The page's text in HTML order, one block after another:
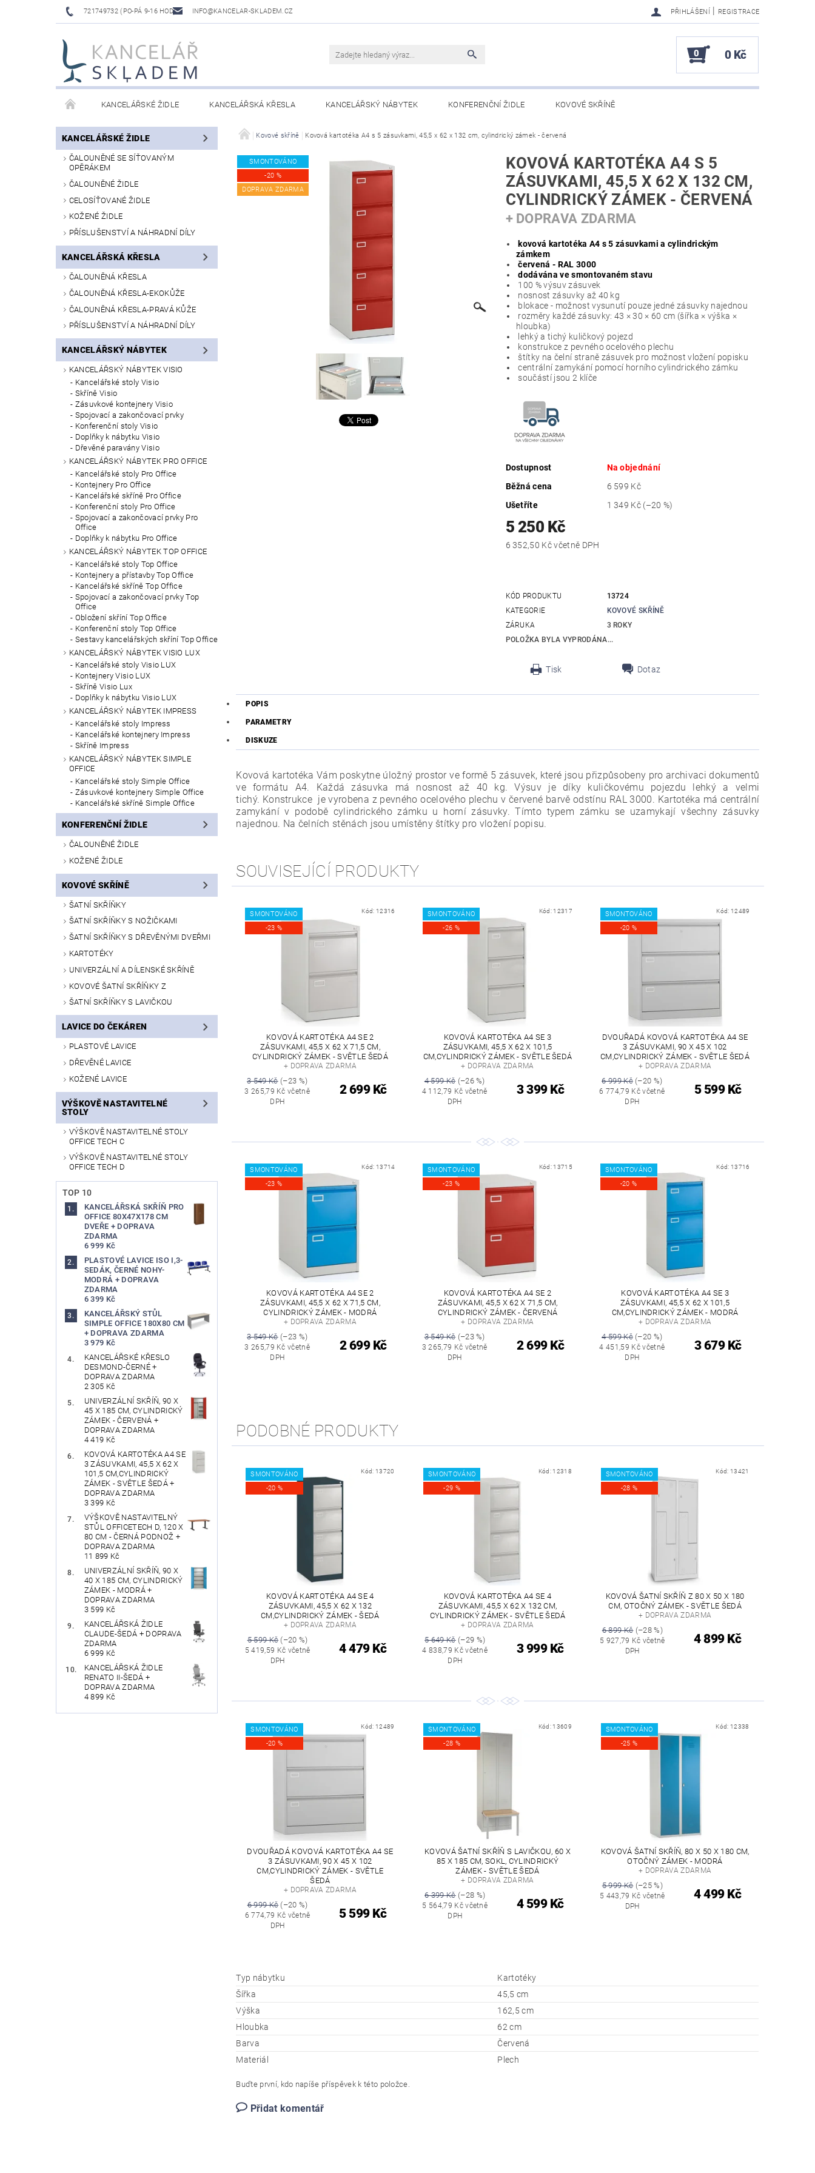
721749732 (PO-PÁ 9-16 HOD) INFO@KANCELAR-SKLADEM.CZ PŘIHLÁŠENÍ | REGISTRACE
0 0 Kč
KANCELÁŘSKÉ ŽIDLE KANCELÁŘSKÁ KŘESLA KANCELÁŘSKÝ NÁBYTEK KONFERENČNÍ ŽIDLE KOVOVÉ SKŘÍNĚ
LAVICE DO ČEKÁREN VÝŠKOVĚ NASTAVITELNÉ STOLY OBCHODNÍ PODMÍNKY KONTAKTY
KANCELÁŘSKÉ ŽIDLE
ČALOUNĚNÉ SE SÍŤOVANÝM
OPĚRÁKEM
ČALOUNĚNÉ ŽIDLE
CELOSÍŤOVANÉ ŽIDLE
KOŽENÉ ŽIDLE
PŘÍSLUŠENSTVÍ A NÁHRADNÍ DÍLY
KANCELÁŘSKÁ KŘESLA
ČALOUNĚNÁ KŘESLA
ČALOUNĚNÁ KŘESLA-EKOKŮŽE
ČALOUNĚNÁ KŘESLA-PRAVÁ KŮŽE
PŘÍSLUŠENSTVÍ A NÁHRADNÍ DÍLY
KANCELÁŘSKÝ NÁBYTEK
KANCELÁŘSKÝ NÁBYTEK VISIO
Kancelářské stoly Visio
Skříně Visio
Zásuvkové kontejnery Visio
Spojovací a zakončovací prvky
Konferenční stoly Visio
Doplňky k nábytku Visio
Dřevěné paravány Visio
KANCELÁŘSKÝ NÁBYTEK PRO OFFICE
Kancelářské stoly Pro Office
Kontejnery Pro Office
Kancelářské skříně Pro Office
Konferenční stoly Pro Office
Spojovací a zakončovací prvky Pro
Office
Doplňky k nábytku Pro Office
KANCELÁŘSKÝ NÁBYTEK TOP OFFICE
Kancelářské stoly Top Office
Kontejnery a přístavby Top Office
Kancelářské skříně Top Office
Spojovací a zakončovací prvky Top
Office
Obložení skříní Top Office
Konferenční stoly Top Office
Sestavy kancelářských skříní Top Office
KANCELÁŘSKÝ NÁBYTEK VISIO LUX
Kancelářské stoly Visio LUX
Kontejnery Visio LUX
Skříně Visio Lux
Doplňky k nábytku Visio LUX
KANCELÁŘSKÝ NÁBYTEK IMPRESS
Kancelářské stoly Impress
Kancelářské kontejnery Impress
Skříně Impress
KANCELÁŘSKÝ NÁBYTEK SIMPLE
OFFICE
Kancelářské stoly Simple Office
Zásuvkové kontejnery Simple Office
Kancelářské skříně Simple Office
KONFERENČNÍ ŽIDLE
ČALOUNĚNÉ ŽIDLE
KOŽENÉ ŽIDLE
KOVOVÉ SKŘÍNĚ
ŠATNÍ SKŘÍŇKY
ŠATNÍ SKŘÍŇKY S NOŽIČKAMI
ŠATNÍ SKŘÍŇKY S DŘEVĚNÝMI DVEŘMI
KARTOTÉKY
UNIVERZÁLNÍ A DÍLENSKÉ SKŘÍNĚ
KOVOVÉ ŠATNÍ SKŘÍŇKY Z
ŠATNÍ SKŘÍŇKY S LAVIČKOU
LAVICE DO ČEKÁREN
PLASTOVÉ LAVICE
DŘEVĚNÉ LAVICE
KOŽENÉ LAVICE
VÝŠKOVĚ NASTAVITELNÉ
STOLY
VÝŠKOVĚ NASTAVITELNÉ STOLY
OFFICE TECH C
VÝŠKOVĚ NASTAVITELNÉ STOLY
OFFICE TECH D
TOP 10
KANCELÁŘSKÁ SKŘÍŇ PRO
OFFICE 80X47X178 CM
DVEŘE + DOPRAVA
ZDARMA
6 999 Kč
PLASTOVÉ LAVICE ISO I,3-
SEDÁK, ČERNÉ NOHY-
MODRÁ + DOPRAVA
ZDARMA
6 399 Kč
KANCELÁŘSKÝ STŮL
SIMPLE OFFICE 180X80 CM
+ DOPRAVA ZDARMA
3 979 Kč
KANCELÁŘSKÉ KŘESLO
DESMOND-ČERNÉ +
DOPRAVA ZDARMA
2 305 Kč
UNIVERZÁLNÍ SKŘÍŇ, 90 X
45 X 185 CM, CYLINDRICKÝ
ZÁMEK - ČERVENÁ +
DOPRAVA ZDARMA
4 419 Kč
KOVOVÁ KARTOTÉKA A4 SE
3 ZÁSUVKAMI, 45,5 X 62 X
101,5 CM,CYLINDRICKÝ
ZÁMEK - SVĚTLE ŠEDÁ +
DOPRAVA ZDARMA
3 399 Kč
VÝŠKOVĚ NASTAVITELNÝ
STŮL OFFICETECH D, 120 X
80 CM - ČERNÁ PODNOŽ +
DOPRAVA ZDARMA
11 899 Kč
UNIVERZÁLNÍ SKŘÍŇ, 90 X
40 X 185 CM, CYLINDRICKÝ
ZÁMEK - MODRÁ +
DOPRAVA ZDARMA
3 599 Kč
KANCELÁŘSKÁ ŽIDLE
CLAUDE-ŠEDÁ + DOPRAVA
ZDARMA
6 999 Kč
KANCELÁŘSKÁ ŽIDLE
RENATO II-ŠEDÁ +
DOPRAVA ZDARMA
4 899 Kč
Kovové skříně Kovová kartotéka A4 s 5 zásuvkami, 45,5 x 62 x 132 cm, cylindrický zámek - červená
SMONTOVÁNO
-20 %
DOPRAVA ZDARMA
KOVOVÁ KARTOTÉKA A4 S 5
ZÁSUVKAMI, 45,5 X 62 X 132 CM,
CYLINDRICKÝ ZÁMEK - ČERVENÁ
+ DOPRAVA ZDARMA
kovová kartotéka A4 s 5 zásuvkami a cylindrickým
zámkem
červená - RAL 3000
dodávána ve smontovaném stavu
100 % výsuv zásuvek
nosnost zásuvky až 40 kg
blokace - možnost vysunutí pouze jedné zásuvky najednou
rozměry každé zásuvky: 43 × 30 × 60 cm (šířka × výška ×
hloubka)
lehký a tichý kuličkový pojezd
konstrukce z pevného ocelového plechu
štítky na čelní straně zásuvek pro možnost vložení popisku
centrální zamykání pomocí horního cylindrického zámku
součástí jsou 2 klíče
Dostupnost
Na objednání
Běžná cena
6 599 Kč
Ušetříte
1 349 Kč (–20 %)
5 250 Kč
6 352,50 Kč včetně DPH
KÓD PRODUKTU
13724
KATEGORIE
KOVOVÉ SKŘÍNĚ
ZÁRUKA
3 ROKY
POLOŽKA BYLA VYPRODÁNA...
Tisk Dotaz
POPIS
PARAMETRY
DISKUZE
Kovová kartotéka Vám poskytne úložný prostor ve formě 5 zásuvek, které jsou přizpůsobeny pro archivaci dokumentů
ve formátu A4. Každá zásuvka má nosnost až 40 kg. Výsuv je díky kuličkovému pojezdu lehký a velmi
tichý. Konstrukce je vyrobena z pevného ocelového plechu v červené barvě odstínu RAL 3000. Kartotéka má centrální
zamykání v podobě cylindrického zámku u horní zásuvky. Tímto typem zámku se uzamykají všechny zásuvky
najednou. Na čelních stěnách jsou umístěny štítky pro vložení popisu.
SOUVISEJÍCÍ PRODUKTY
SMONTOVÁNO
-23 %
Kód: 12316
KOVOVÁ KARTOTÉKA A4 SE 2
ZÁSUVKAMI, 45,5 X 62 X 71,5 CM,
CYLINDRICKÝ ZÁMEK - SVĚTLE ŠEDÁ
+ DOPRAVA ZDARMA
3 549 Kč(–23 %)
3 265,79 Kč včetně
DPH
2 699 Kč
SMONTOVÁNO
-26 %
Kód: 12317
KOVOVÁ KARTOTÉKA A4 SE 3
ZÁSUVKAMI, 45,5 X 62 X 101,5
CM,CYLINDRICKÝ ZÁMEK - SVĚTLE ŠEDÁ
+ DOPRAVA ZDARMA
4 599 Kč(–26 %)
4 112,79 Kč včetně
DPH
3 399 Kč
SMONTOVÁNO
-20 %
Kód: 12489
DVOUŘADÁ KOVOVÁ KARTOTÉKA A4 SE
3 ZÁSUVKAMI, 90 X 45 X 102
CM,CYLINDRICKÝ ZÁMEK - SVĚTLE ŠEDÁ
+ DOPRAVA ZDARMA
6 999 Kč(–20 %)
6 774,79 Kč včetně
DPH
5 599 Kč
SMONTOVÁNO
-23 %
Kód: 13714
KOVOVÁ KARTOTÉKA A4 SE 2
ZÁSUVKAMI, 45,5 X 62 X 71,5 CM,
CYLINDRICKÝ ZÁMEK - MODRÁ
+ DOPRAVA ZDARMA
3 549 Kč(–23 %)
3 265,79 Kč včetně
DPH
2 699 Kč
SMONTOVÁNO
-23 %
Kód: 13715
KOVOVÁ KARTOTÉKA A4 SE 2
ZÁSUVKAMI, 45,5 X 62 X 71,5 CM,
CYLINDRICKÝ ZÁMEK - ČERVENÁ
+ DOPRAVA ZDARMA
3 549 Kč(–23 %)
3 265,79 Kč včetně
DPH
2 699 Kč
SMONTOVÁNO
-20 %
Kód: 13716
KOVOVÁ KARTOTÉKA A4 SE 3
ZÁSUVKAMI, 45,5 X 62 X 101,5
CM,CYLINDRICKÝ ZÁMEK - MODRÁ
+ DOPRAVA ZDARMA
4 599 Kč(–20 %)
4 451,59 Kč včetně
DPH
3 679 Kč
PODOBNÉ PRODUKTY
SMONTOVÁNO
-20 %
Kód: 13720
KOVOVÁ KARTOTÉKA A4 SE 4
ZÁSUVKAMI, 45,5 X 62 X 132
CM,CYLINDRICKÝ ZÁMEK - ŠEDÁ
+ DOPRAVA ZDARMA
5 599 Kč(–20 %)
5 419,59 Kč včetně
DPH
4 479 Kč
SMONTOVÁNO
-29 %
Kód: 12318
KOVOVÁ KARTOTÉKA A4 SE 4
ZÁSUVKAMI, 45,5 X 62 X 132 CM,
CYLINDRICKÝ ZÁMEK - SVĚTLE ŠEDÁ
+ DOPRAVA ZDARMA
5 649 Kč(–29 %)
4 838,79 Kč včetně
DPH
3 999 Kč
SMONTOVÁNO
-28 %
Kód: 13421
KOVOVÁ ŠATNÍ SKŘÍŇ Z 80 X 50 X 180
CM, OTOČNÝ ZÁMEK - SVĚTLE ŠEDÁ
+ DOPRAVA ZDARMA
6 899 Kč(–28 %)
5 927,79 Kč včetně
DPH
4 899 Kč
SMONTOVÁNO
-20 %
Kód: 12489
DVOUŘADÁ KOVOVÁ KARTOTÉKA A4 SE
3 ZÁSUVKAMI, 90 X 45 X 102
CM,CYLINDRICKÝ ZÁMEK - SVĚTLE
ŠEDÁ
+ DOPRAVA ZDARMA
6 999 Kč(–20 %)
6 774,79 Kč včetně
DPH
5 599 Kč
SMONTOVÁNO
-28 %
Kód: 13609
KOVOVÁ ŠATNÍ SKŘÍŇ S LAVIČKOU, 60 X
85 X 185 CM, SOKL, CYLINDRICKÝ
ZÁMEK - SVĚTLE ŠEDÁ
+ DOPRAVA ZDARMA
6 399 Kč(–28 %)
5 564,79 Kč včetně
DPH
4 599 Kč
SMONTOVÁNO
-25 %
Kód: 12338
KOVOVÁ ŠATNÍ SKŘÍŇ, 80 X 50 X 180 CM,
OTOČNÝ ZÁMEK - MODRÁ
+ DOPRAVA ZDARMA
5 999 Kč(–25 %)
5 443,79 Kč včetně
DPH
4 499 Kč
Typ nábytku
Kartotéky
Šířka
45,5 cm
Výška
162,5 cm
Hloubka
62 cm
Barva
Červená
Materiál
Plech
Buďte první, kdo napíše příspěvek k této položce.
Přidat komentář